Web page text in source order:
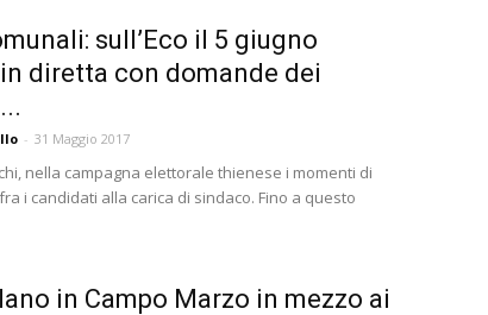
sull’Eco il 5 giugno
diretta con domande dei
- 31 Maggio 2017
nella campagna elettorale thienese i momenti di
i candidati alla carica di sindaco. Fino a questo
in Campo Marzo in mezzo ai